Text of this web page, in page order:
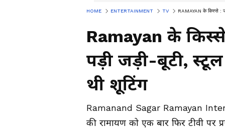
HOME ENTERTAINMENT TV RAMAYAN के किस्से :
Ramayan के
पड़ी जड़ी-बूटी,
थी शूटिंग
Ramanand Sagar Ramayan
की रामायण को एक बार फिर टीवी पर